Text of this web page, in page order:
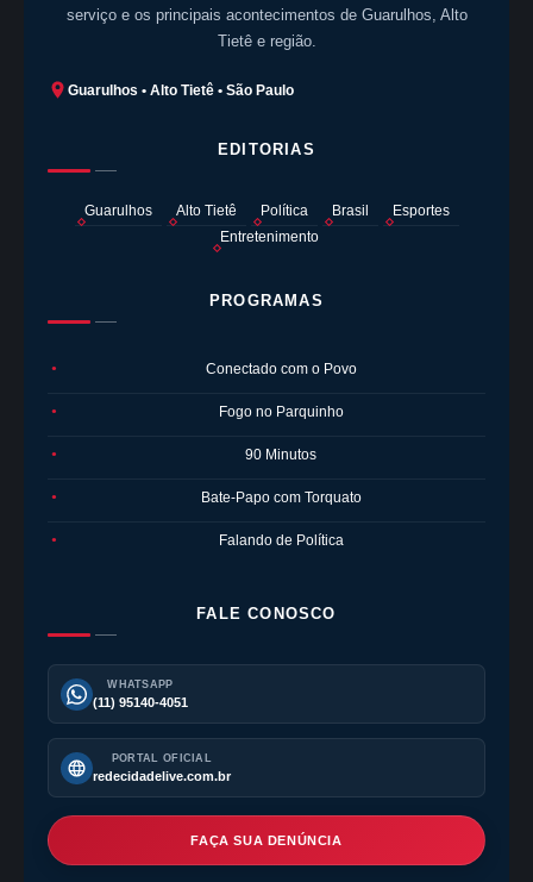
serviço e os principais acontecimentos de Guarulhos, Alto
Tietê e região.
Guarulhos • Alto Tietê • São Paulo
EDITORIAS
Guarulhos Alto Tietê Política Brasil
Esportes
Entretenimento
PROGRAMAS
● Conectado com o Povo
● Fogo no Parquinho
● 90 Minutos
● Bate-Papo com Torquato
● Falando de Política
FALE CONOSCO
WHATSAPP
(11) 95140-4051
PORTAL OFICIAL
redecidadelive.com.br
FAÇA SUA DENÚNCIA